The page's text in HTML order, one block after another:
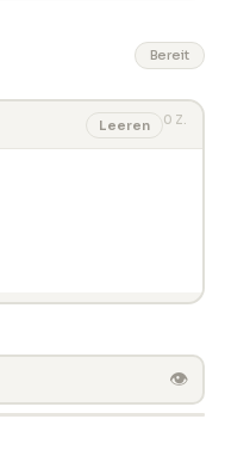
Bereit
Leeren 0 Z.
👁